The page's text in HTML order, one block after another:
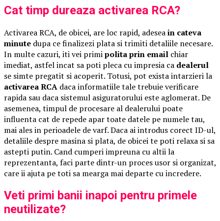
Cat timp dureaza activarea RCA?
Activarea RCA, de obicei, are loc rapid, adeseain cateva
minute dupa ce finalizezi plata si trimiti detaliile necesare.
In multe cazuri, iti vei primipolita prin email chiar
imediat, astfel incat sa poti pleca cu impresia ca dealerul
se simte pregatit si acoperit. Totusi, pot exista intarzieri la
activarea RCA daca informatiile tale trebuie verificare
rapida sau daca sistemul asiguratorului este aglomerat. De
asemenea, timpul de procesare al dealerului poate
influenta cat de repede apar toate datele pe numele tau,
mai ales in perioadele de varf. Daca ai introdus corect ID-ul,
detaliile despre masina si plata, de obicei te poti relaxa si sa
astepti putin. Cand cumperi impreuna cu altii la
reprezentanta, faci parte dintr-un proces usor si organizat,
care ii ajuta pe toti sa mearga mai departe cu incredere.
Veti primi banii inapoi pentru primele
neutilizate?